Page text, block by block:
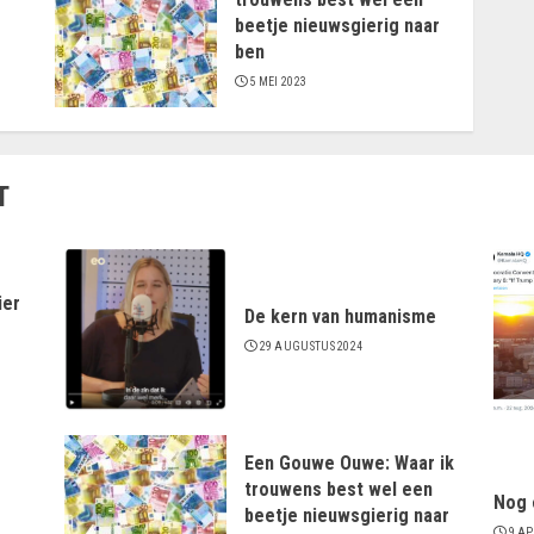
beetje nieuwsgierig naar
ben
5 MEI 2023
De kern van humanisme
29 AUGUSTUS 2024
Een Gouwe Ouwe: Waar ik
trouwens best wel een
beetje nieuwsgierig naar
Nog